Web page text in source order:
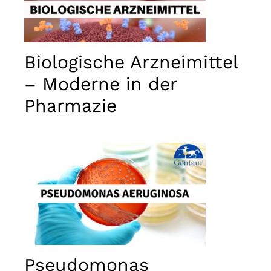
Biologische Arzneimittel
– Moderne in der
Pharmazie
Pseudomonas